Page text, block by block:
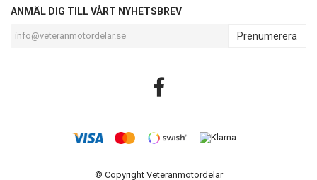
ANMÄL DIG TILL VÅRT NYHETSBREV
Prenumerera
© Copyright Veteranmotordelar